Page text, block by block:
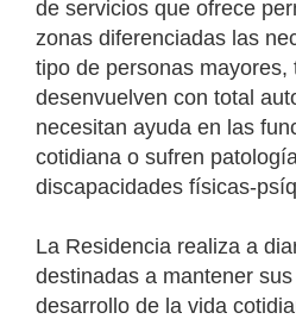
de servicios que ofrece
zonas diferenciadas las
tipo de personas mayores,
desenvuelven con total
necesitan ayuda en las
cotidiana o sufren
discapacidades físicas-
La Residencia realiza a
destinadas a mantener
desarrollo de la vida